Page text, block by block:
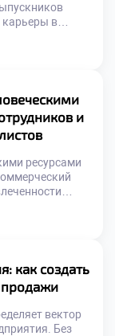
в
и объединяет
и
мировых
осваивают
и
ресурсами
создается
клиентов.
знаний в
[…]
как создать
вектор
Без